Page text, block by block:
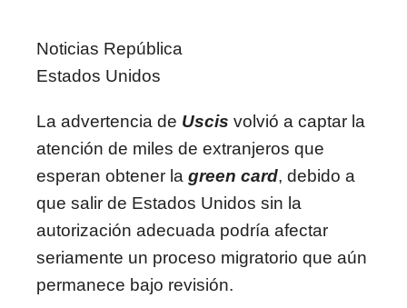
Noticias República
Estados Unidos
La advertencia de Uscis volvió a captar la
atención de miles de extranjeros que
esperan obtener la green card, debido a
que salir de Estados Unidos sin la
autorización adecuada podría afectar
seriamente un proceso migratorio que aún
permanece bajo revisión.